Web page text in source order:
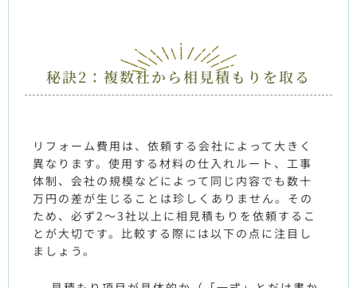
秘訣2：複数社から相見積もりを取る
リフォーム費用は、依頼する会社によって大きく
異なります。使用する材料の仕入れルート、工事
体制、会社の規模などによって同じ内容でも数十
万円の差が生じることは珍しくありません。その
ため、必ず 2～3社以上に相見積もりを依頼するこ
とが大切です。比較する際には以下の点に注目し
ましょう。